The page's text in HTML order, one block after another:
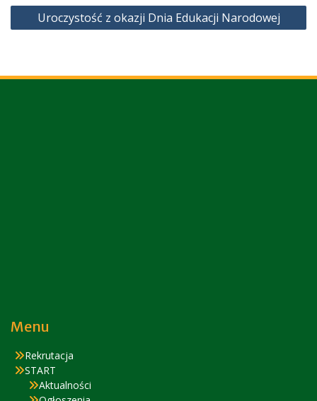
Uroczystość z okazji Dnia Edukacji Narodowej
Menu
Rekrutacja
START
Aktualności